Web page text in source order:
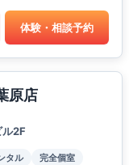
体験・相談予約
原店
2F
タル
完全個室